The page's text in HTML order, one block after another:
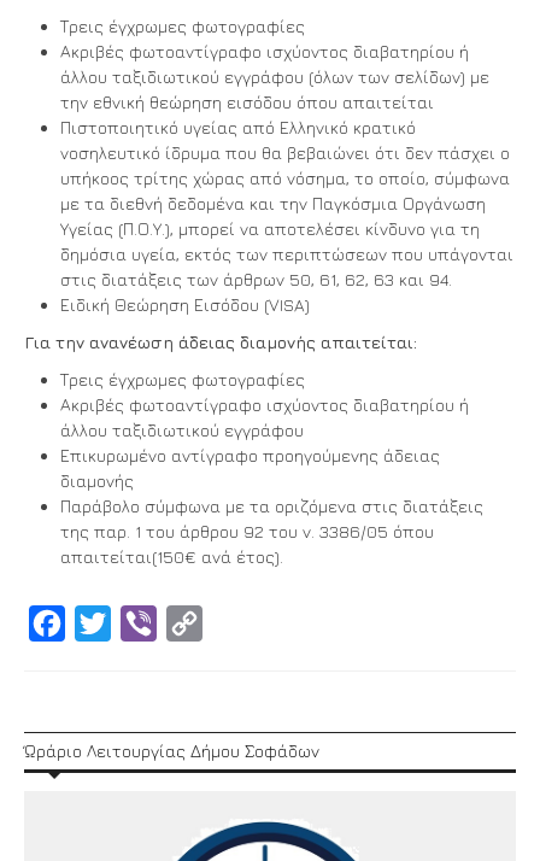
Τρεις έγχρωμες φωτογραφίες
Ακριβές φωτοαντίγραφο ισχύοντος διαβατηρίου ή
άλλου ταξιδιωτικού εγγράφου (όλων των σελίδων) με
την εθνική θεώρηση εισόδου όπου απαιτείται
Πιστοποιητικό υγείας από Ελληνικό κρατικό
νοσηλευτικό ίδρυμα που θα βεβαιώνει ότι δεν πάσχει ο
υπήκοος τρίτης χώρας από νόσημα, το οποίο, σύμφωνα
με τα διεθνή δεδομένα και την Παγκόσμια Οργάνωση
Υγείας (Π.Ο.Υ.), μπορεί να αποτελέσει κίνδυνο για τη
δημόσια υγεία, εκτός των περιπτώσεων που υπάγονται
στις διατάξεις των άρθρων 50, 61, 62, 63 και 94.
Ειδική Θεώρηση Εισόδου (VISA)
Για την ανανέωση άδειας διαμονής απαιτείται:
Τρεις έγχρωμες φωτογραφίες
Ακριβές φωτοαντίγραφο ισχύοντος διαβατηρίου ή
άλλου ταξιδιωτικού εγγράφου
Επικυρωμένο αντίγραφο προηγούμενης άδειας
διαμονής
Παράβολο σύμφωνα με τα οριζόμενα στις διατάξεις
της παρ. 1 του άρθρου 92 του ν. 3386/05 όπου
απαιτείται(150€ ανά έτος).
Facebook
Twitter Viber
Ώράριο Λειτουργίας Δήμου Σοφάδων